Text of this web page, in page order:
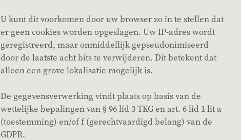
U kunt dit voorkomen door uw browser zo in te stellen dat
er geen cookies worden opgeslagen. Uw IP-adres wordt
geregistreerd, maar onmiddellijk gepseudonimiseerd
door de laatste acht bits te verwijderen. Dit betekent dat
alleen een grove lokalisatie mogelijk is.
De gegevensverwerking vindt plaats op basis van de
wettelijke bepalingen van § 96 lid 3 TKG en art. 6 lid 1 lit a
(toestemming) en/of f (gerechtvaardigd belang) van de
GDPR.